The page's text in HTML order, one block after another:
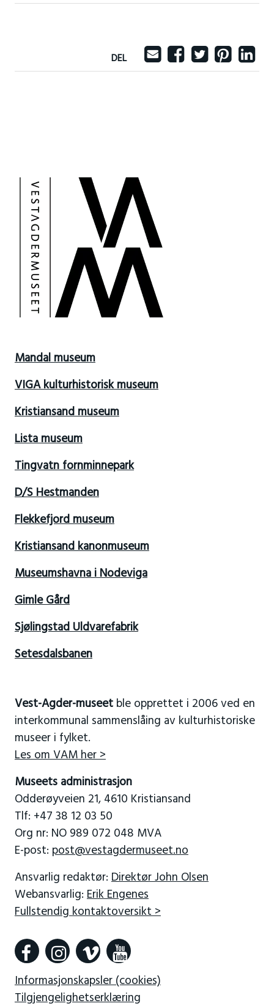
DEL
Mandal museum
VIGA kulturhistorisk museum
Kristiansand museum
Lista museum
Tingvatn fornminnepark
D/S Hestmanden
Flekkefjord museum
Kristiansand kanonmuseum
Museumshavna i Nodeviga
Gimle Gård
Sjølingstad Uldvarefabrik
Setesdalsbanen
Vest-Agder-museetble opprettet i 2006 ved en
interkommunal sammenslåing av kulturhistoriske
museer i fylket.
Les om VAM her >
Museets administrasjon
Odderøyveien 21, 4610 Kristiansand
Tlf: +47 38 12 03 50
Org nr: NO 989 072 048 MVA
E-post: post@vestagdermuseet.no
Ansvarlig redaktør: Direktør John Olsen
Webansvarlig: Erik Engenes
Fullstendig kontaktoversikt >
Informasjonskapsler (cookies)
Tilgjengelighetserklæring